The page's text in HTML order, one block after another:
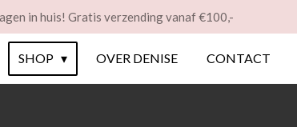
in huis! Gratis verzending vanaf €100,-
SHOP OVER DENISE CONTACT